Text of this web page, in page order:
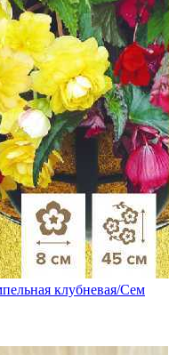
клубневая/Сем